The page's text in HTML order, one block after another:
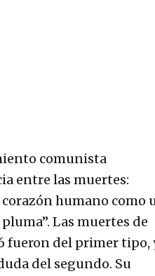
comunista
entre las muertes:
humano como
Las muertes de
fueron del primer tipo,
del segundo. Su